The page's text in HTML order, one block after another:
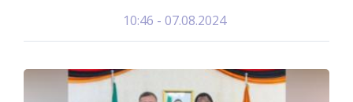
07.08.2024 - 10:46